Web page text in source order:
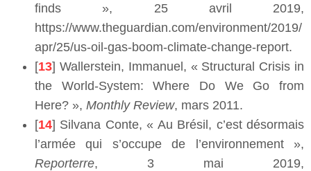
finds », 25 avril 2019,
https://www.theguardian.com/environment/2019/
apr/25/us-oil-gas-boom-climate-change-report.
[13] Wallerstein, Immanuel, « Structural Crisis in
the World-System: Where Do We Go from
Here? », Monthly Review, mars 2011.
[14] Silvana Conte, « Au Brésil, c’est désormais
l’armée qui s’occupe de l’environnement »,
Reporterre, 3 mai 2019,